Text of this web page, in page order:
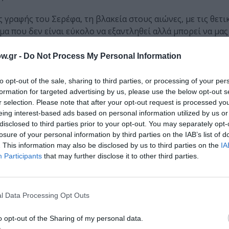
- Do Not Process My Personal Information
opt-out of the sale, sharing to third parties, or processing of your
for targeted advertising by us, please use the below opt-out
selection. Please note that after your opt-out request is processed
interest-based ads based on personal information utilized by us
to third parties prior to your opt-out. You may separately
of your personal information by third parties on the IAB’s list of
This information may also be disclosed by us to third parties on the
Participants that may further disclose it to other third parties.
Data Processing Opt Outs
opt-out of the Sharing of my personal data.
του Σερέφα, τη βλακεία στους αιώνες, με τις
που δεν είναι εύκολο να εξαντληθεί αλλά μπορεί να μας
βλακείας, που συχνά δεν αντιλαμβανόμαστε σε
στο Φεστιβάλ Αθηνών, πριν δύο καλοκαίρια.
Ένωση, πριν λίγο καιρό στα Δημήτρια στη
και της παράστασης που συμβάλλουν στην αποδοχή
επίκαιρο αλλά και διαχρονικό, καθώς μας παρουσιάζει
η ερμηνεία του εξαίρετου Δημήτρη Πιατά είναι
έργο μας αφορά, μας απευθύνεται, αναγνωρίζουμε,
μας…
βλακείας, σε όλο το μέγεθος και τις αποχρώσεις